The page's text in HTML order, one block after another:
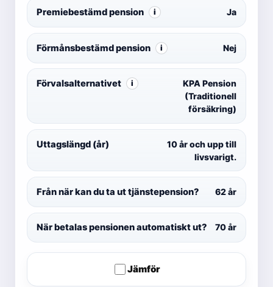
Premiebestämd pension i Ja
Förmånsbestämd pension i Nej
Förvalsalternativet i
KPA Pension
(Traditionell
försäkring)
Uttagslängd (år)
10 år och upp till
livsvarigt.
Från när kan du ta ut tjänstepension? 62 år
När betalas pensionen automatiskt ut? 70 år
Jämför